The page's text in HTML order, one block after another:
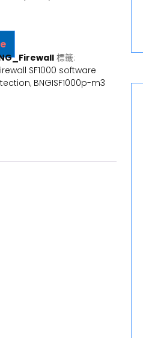
標籤:
SF1000 software
, BNGISF1000p-m3